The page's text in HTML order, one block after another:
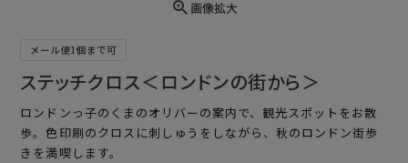
画像拡大
メール便1個まで可
ステッチクロス＜ロンドンの街から＞
ロンドンっ子のくまのオリバーの案内で、観光スポットをお散
歩。色印刷のクロスに刺しゅうをしながら、秋のロンドン街歩
きを満喫します。